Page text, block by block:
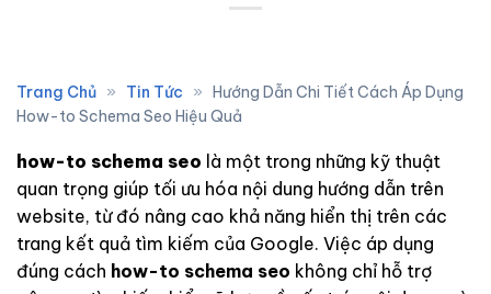
Trang Chủ » Tin Tức » Hướng Dẫn Chi Tiết Cách Áp Dụng
How-to Schema Seo Hiệu Quả
how-to schema seo là một trong những kỹ thuật
quan trọng giúp tối ưu hóa nội dung hướng dẫn trên
website, từ đó nâng cao khả năng hiển thị trên các
trang kết quả tìm kiếm của Google. Việc áp dụng
đúng cách how-to schema seo không chỉ hỗ trợ